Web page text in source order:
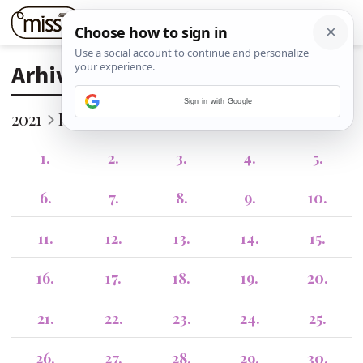
Arhiva
2021 Kolovoz
1. 2. 3. 4. 5.
6. 7. 8. 9. 10.
11. 12. 13. 14. 15.
16. 17. 18. 19. 20.
21. 22. 23. 24. 25.
26. 27. 28. 29. 30.
Sign in with Google